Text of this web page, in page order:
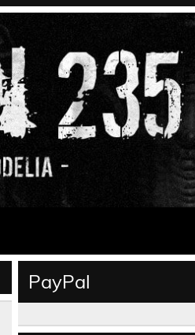
PayPal